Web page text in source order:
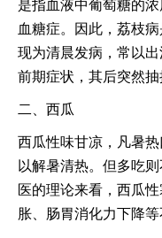
是指血液中葡萄糖的
血糖症。因此，荔枝
现为清晨发病，常以
前期症状，其后突然抽
二、西瓜
西瓜性味甘凉，凡暑
以解暑清热。但多吃
医的理论来看，西瓜
胀、肠胃消化力下降等